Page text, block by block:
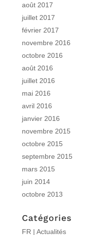
août 2017
juillet 2017
février 2017
novembre 2016
octobre 2016
août 2016
juillet 2016
mai 2016
avril 2016
janvier 2016
novembre 2015
octobre 2015
septembre 2015
mars 2015
juin 2014
octobre 2013
Catégories
FR | Actualités